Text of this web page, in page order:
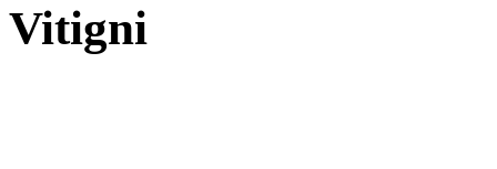
Vitigni